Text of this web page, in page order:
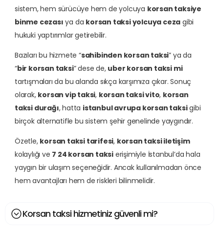
sistem, hem sürücüye hem de yolcuya korsan taksiye
binme cezası ya da korsan taksi yolcuya ceza gibi
hukuki yaptırımlar getirebilir.
Bazıları bu hizmete “sahibinden korsan taksi” ya da
“bir korsan taksi” dese de, uber korsan taksi mi
tartışmaları da bu alanda sıkça karşımıza çıkar. Sonuç
olarak, korsan vip taksi, korsan taksi vito, korsan
taksi durağı, hatta istanbul avrupa korsan taksigibi
birçok alternatifle bu sistem şehir genelinde yaygındır.
Özetle, korsan taksi tarifesi, korsan taksi iletişim
kolaylığı ve 7 24 korsan taksi erişimiyle İstanbul’da hala
yaygın bir ulaşım seçeneğidir. Ancak kullanılmadan önce
hem avantajları hem de riskleri bilinmelidir.
Korsan taksi hizmetiniz güvenli mi?